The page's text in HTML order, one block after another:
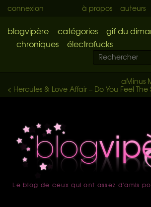
connexion à propos auteurs
blogvipère catégories
gif du
chroniques
électrofucks
aMinus
< Hercules & Love Affair – Do You Feel The
accueil
Le blog de ceux qui ont assez d'amis